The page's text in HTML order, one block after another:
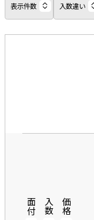
表示件数 入数違い
示
面付 入数 価格